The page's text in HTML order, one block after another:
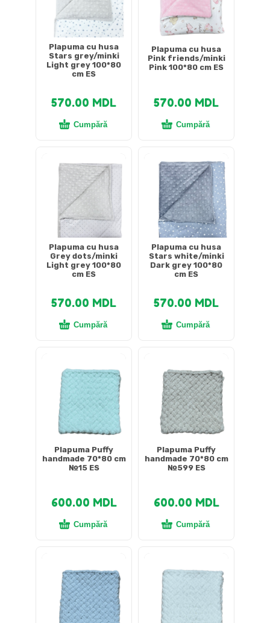
Plapuma cu husa
Stars grey/minki
Light grey 100*80
cm ES
570.00 MDL
Cumpără
Plapuma cu husa
Pink friends/minki
Pink 100*80 cm ES
570.00 MDL
Cumpără
Plapuma cu husa
Grey dots/minki
Light grey 100*80
cm ES
570.00 MDL
Cumpără
Plapuma cu husa
Stars white/minki
Dark grey 100*80
cm ES
570.00 MDL
Cumpără
Plapuma Puffy
handmade 70*80 cm
№15 ES
600.00 MDL
Cumpără
Plapuma Puffy
handmade 70*80 cm
№599 ES
600.00 MDL
Cumpără